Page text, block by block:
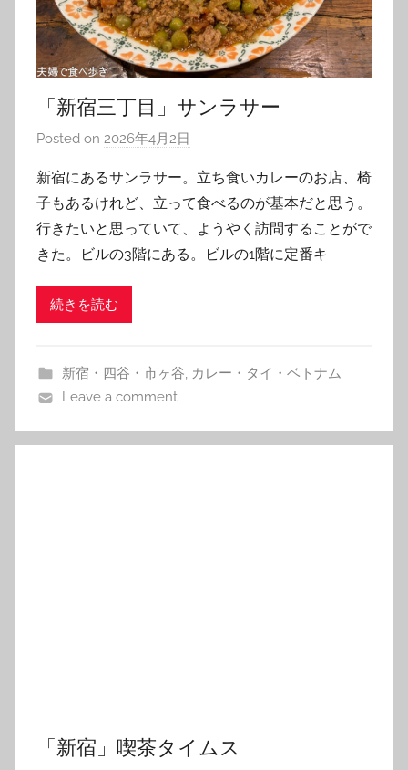
「新宿三丁目」サンラサー
Posted on 2026年4月2日
T
o
m
新宿にあるサンラサー。立ち食いカレーのお店、椅
子もあるけれど、立って食べるのが基本だと思う。
行きたいと思っていて、ようやく訪問することがで
きた。ビルの3階にある。ビルの1階に定番キ
続きを読む
新宿・四谷・市ヶ谷, カレー・タイ・ベトナム
Leave a comment
「新宿」喫茶タイムス